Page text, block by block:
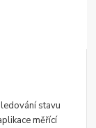
stavu
měřící